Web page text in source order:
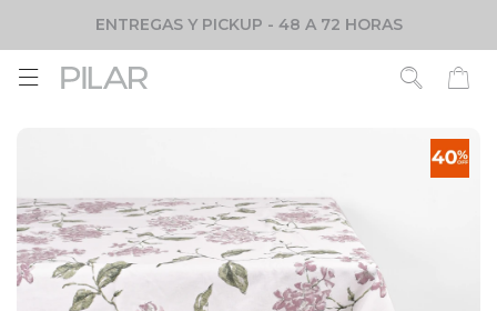
ENTREGAS Y PICKUP - 48 A 72 HORAS
